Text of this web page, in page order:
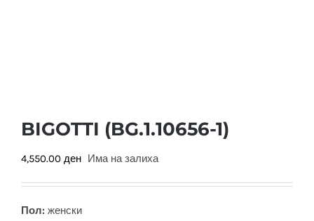
BIGOTTI (BG.1.10656-1)
4,550.00 ден Има на залиха
Пол: женски